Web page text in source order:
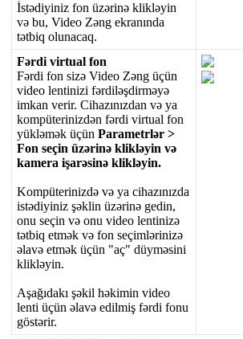
İstədiyiniz fon üzərinə klikləyin
və bu, Video Zəng ekranında
tətbiq olunacaq.
Fərdi virtual fon
Fərdi fon sizə Video Zəng üçün
video lentinizi fərdiləşdirməyə
imkan verir. Cihazınızdan və ya
kompüterinizdən fərdi virtual fon
yükləmək üçün Parametrlər >
Fon seçin üzərinə klikləyin və
kamera işarəsinə klikləyin.
Kompüterinizdə və ya cihazınızda
istədiyiniz şəklin üzərinə gedin,
onu seçin və onu video lentinizə
tətbiq etmək və fon seçimlərinizə
əlavə etmək üçün "aç" düyməsini
klikləyin.
Aşağıdakı şəkil həkimin video
lenti üçün əlavə edilmiş fərdi fonu
göstərir.